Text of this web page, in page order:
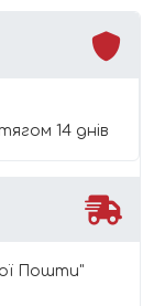
14 днів
Пошти"